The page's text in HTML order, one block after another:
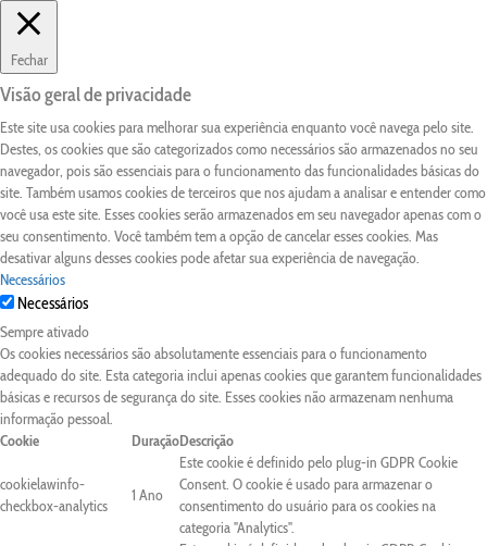
Fechar
Visão geral de privacidade
Este site usa cookies para melhorar sua experiência enquanto você navega pelo site.
Destes, os cookies que são categorizados como necessários são armazenados no seu
navegador, pois são essenciais para o funcionamento das funcionalidades básicas do
site. Também usamos cookies de terceiros que nos ajudam a analisar e entender como
você usa este site. Esses cookies serão armazenados em seu navegador apenas com o
seu consentimento. Você também tem a opção de cancelar esses cookies. Mas
desativar alguns desses cookies pode afetar sua experiência de navegação.
Necessários
Necessários
Sempre ativado
Os cookies necessários são absolutamente essenciais para o funcionamento
adequado do site. Esta categoria inclui apenas cookies que garantem funcionalidades
básicas e recursos de segurança do site. Esses cookies não armazenam nenhuma
informação pessoal.
Cookie
DuraçãoDescrição
cookielawinfo-
checkbox-analytics
1 Ano
Este cookie é definido pelo plug-in GDPR Cookie
Consent. O cookie é usado para armazenar o
consentimento do usuário para os cookies na
categoria "Analytics".